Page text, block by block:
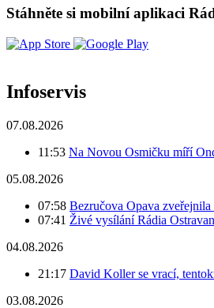
Stáhněte si mobilní aplikaci
Infoservis
07.08.2026
11:53 Na Novou Osmičku míří
05.08.2026
07:58 Bezručova Opava
07:41 Živé vysílání Rádia
04.08.2026
21:17 David Koller se vrací,
03.08.2026